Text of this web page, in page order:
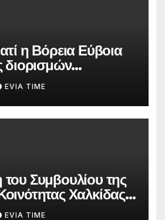
η Βόρεια Εύβοια
διορισμών
EVIA TIME
του Συμβουλίου της
Χαλκίδας
EVIA TIME